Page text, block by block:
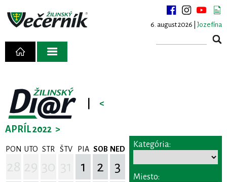
6. august 2026 | Jozefína
<
APRÍL 2022 >
PON UTO STR ŠTV PIA SOB NED
1 2
3
Kategória:
Miesto: